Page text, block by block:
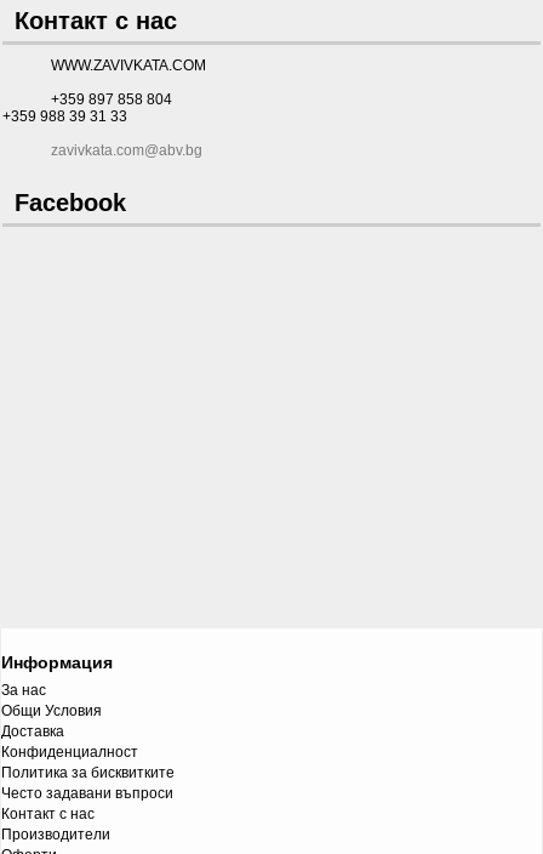
Контакт с нас
WWW.ZAVIVKATA.COM
+359 897 858 804
+359 988 39 31 33
zavivkata.com@abv.bg
Facebook
Информация
За нас
Общи Условия
Доставка
Конфиденциалност
Политика за бисквитките
Често задавани въпроси
Контакт с нас
Производители